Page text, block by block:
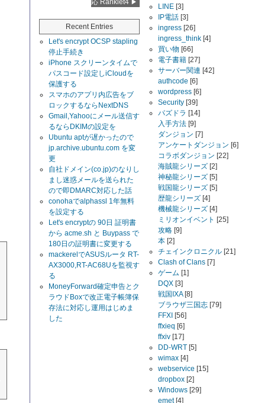
応 Ranklet4
Recent Entries
Let's encrypt OCSP stapling
停止手続き
iPhone スクリーンタイムで
パスコード設定しiCloudを
保護する
スマホのアプリ内広告をブ
ロックするならNextDNS
Gmail,Yahooにメール送信す
るならDKIMの設定を
Ubuntu aptが遅かったので
jp.archive.ubuntu.com を変
更
自社ドメイン(co.jp)のなりし
まし迷惑メールを送られた
ので即DMARC対応した話
conohaでalphassl 1年無料
を設定する
Let's encryptの 90日 証明書
から acme.sh と Buypass で
180日の証明書に変更する
mackerelでASUSルータ RT-
AX3000,RT-AC68Uを監視す
る
MoneyForward確定申告とク
ラウドBoxで改正電子帳簿保
存法に対応し運用はじめま
した
LINE [3]
IP電話 [3]
ingress [26]
ingress_think [4]
買い物 [66]
電子書籍 [27]
サーバー関連 [42]
authcode [6]
wordpress [6]
Security [39]
パズドラ [14]
入手方法 [9]
ダンジョン [7]
アンケートダンジョン [6]
コラボダンジョン [22]
海賊龍シリーズ [2]
神秘龍シリーズ [5]
戦国龍シリーズ [5]
歴龍シリーズ [4]
機械龍シリーズ [4]
ミリオンイベント [25]
攻略 [9]
本 [2]
チェインクロニクル [21]
Clash of Clans [7]
ゲーム [1]
DQX [3]
戦国IXA[8]
ブラウザ三国志 [79]
FFXI [56]
ffxieq [6]
ffxiv [17]
DD-WRT [5]
wimax [4]
webservice [15]
dropbox [2]
Windows [29]
emet[4]